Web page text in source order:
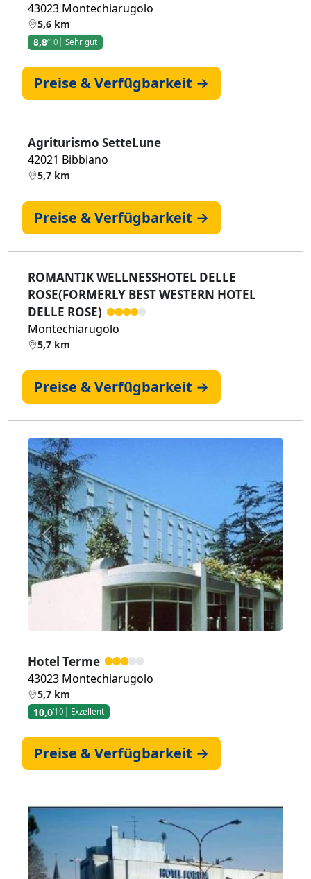
43023 Montechiarugolo
5,6 km
8,8/10 Sehr gut
Preise & Verfügbarkeit →
Agriturismo SetteLune
42021 Bibbiano
5,7 km
Preise & Verfügbarkeit →
ROMANTIK WELLNESSHOTEL DELLE
ROSE(FORMERLY BEST WESTERN HOTEL
DELLE ROSE)
Montechiarugolo
5,7 km
Preise & Verfügbarkeit →
Zurück Weiter
Hotel Terme
43023 Montechiarugolo
5,7 km
10,0/10 Exzellent
Preise & Verfügbarkeit →